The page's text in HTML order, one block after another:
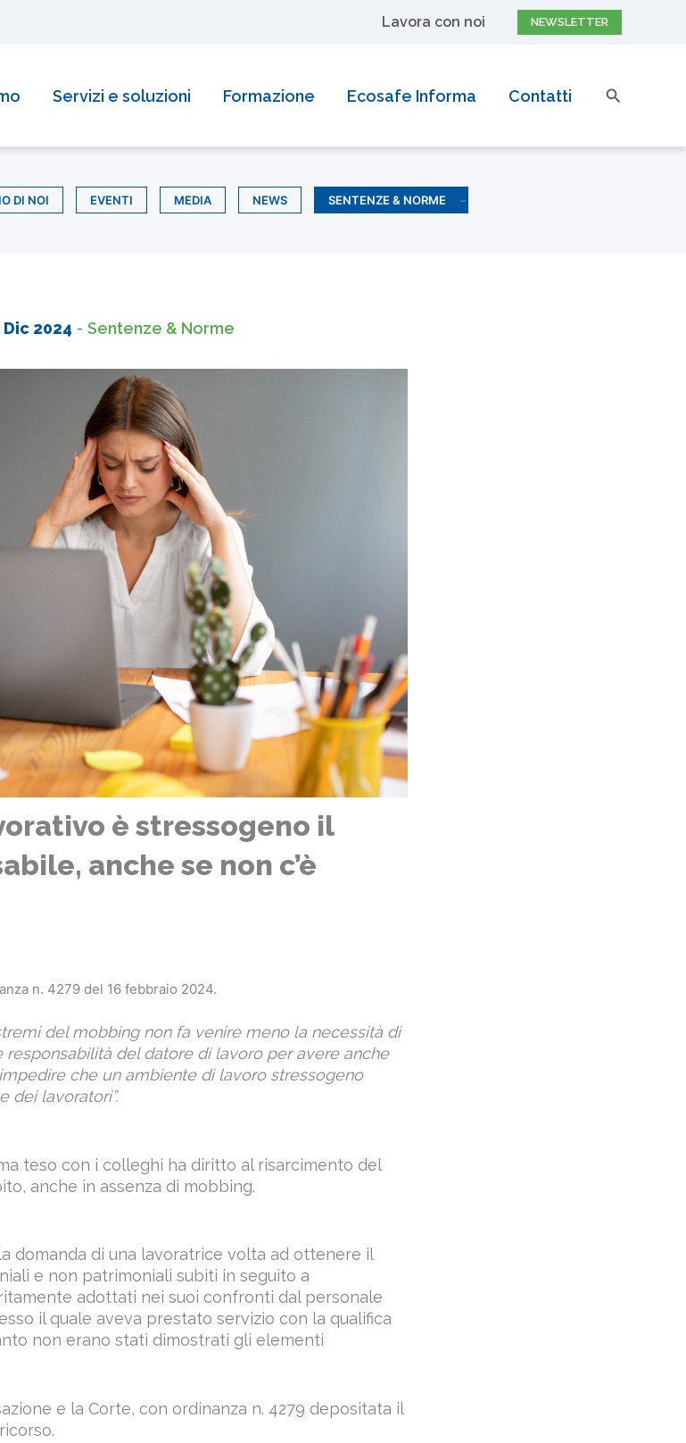
Lavora con noi NEWSLETTER
Servizi e soluzioni Formazione Ecosafe Informa Contatti Cerca
DI NOI EVENTI MEDIA NEWS SENTENZE & NORME
Dic 2024 - Sentenze & Norme
è stressogeno il
anche se non c’è
n. 4279 del 16 febbraio 2024.
del mobbing non fa venire meno la necessità di
responsabilità del datore di lavoro per avere anche
che un ambiente di lavoro stressogeno
dei lavoratori”.
teso con i colleghi ha diritto al risarcimento del
anche in assenza di mobbing.
domanda di una lavoratrice volta ad ottenere il
e non patrimoniali subiti in seguito a
adottati nei suoi confronti dal personale
il quale aveva prestato servizio con la qualifica
non erano stati dimostrati gli elementi
e la Corte, con ordinanza n. 4279 depositata il